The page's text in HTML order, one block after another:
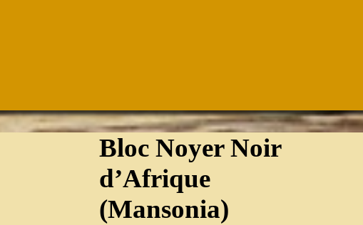
Bloc Noyer Noir
d’Afrique
(Mansonia)